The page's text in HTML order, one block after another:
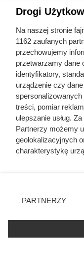
Carrefour
Tak taniej
Od poniedziałku
-80%, produkty za 1
najlepsze okazje!
Drogi
Na naszej stronie
1162 zaufanych
przechowujemy
przetwarzamy dane
identyfikatory,
urządzenie czy
treści, pomiar
ulepszanie usług.
Partnerzy możemy
geolokalizacyjnych
charakterystykę
zmienić/wycofać
znajdujący się w
rodzaje
użytkownika, ale
przetwarzaniu.
PARTNERZY